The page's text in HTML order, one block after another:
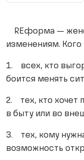
REформа —
изменениям.
1. всех, кто
боится менять
2. тех, кто хочет
в быту или во
3. тех, кому
возможность